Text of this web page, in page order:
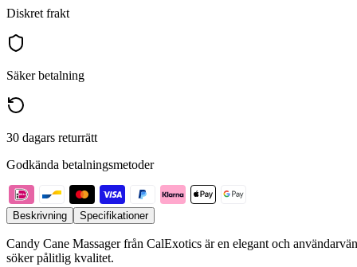
Diskret frakt
Säker betalning
30 dagars returrätt
Godkända betalningsmetoder
Beskrivning Specifikationer
Candy Cane Massager från CalExotics är en elegant och
söker pålitlig kvalitet.